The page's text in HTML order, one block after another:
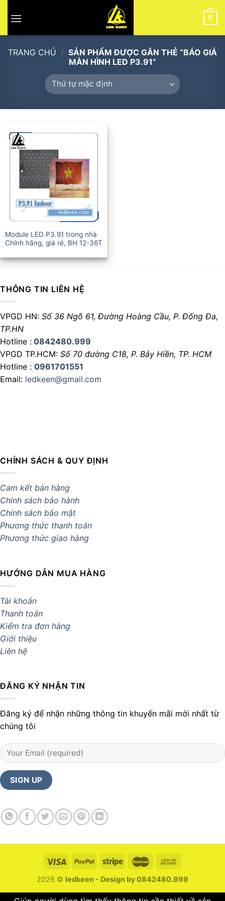
0
TRANG CHỦ / SẢN PHẨM ĐƯỢC GẮN THẺ “BÁO GIÁ
MÀN HÌNH LED P3.91”
Module LED P3.91 trong nhà
Chính hãng, giá rẻ, BH 12-36T
THÔNG TIN LIÊN HỆ
VPGD HN: Số 36 Ngõ 61, Đường Hoàng Cầu, P. Đống Đa,
TP.HN
Hotline : 0842480.999
VPGD TP.HCM: Số 70 đường C18, P. Bảy Hiền, TP. HCM
Hotline : 0961701551
Email: ledkeen@gmail.com
CHÍNH SÁCH & QUY ĐỊNH
Cam kết bán hàng
Chính sách bảo hành
Chính sách bảo mật
Phương thức thanh toán
Phương thức giao hàng
HƯỚNG DẪN MUA HÀNG
Tài khoản
Thanh toán
Kiểm tra đơn hàng
Giới thiệu
Liên hệ
ĐĂNG KÝ NHẬN TIN
Đăng ký để nhận những thông tin khuyến mãi mới nhất từ
chúng tôi
2026 © ledkeen - Design by 0842480.999